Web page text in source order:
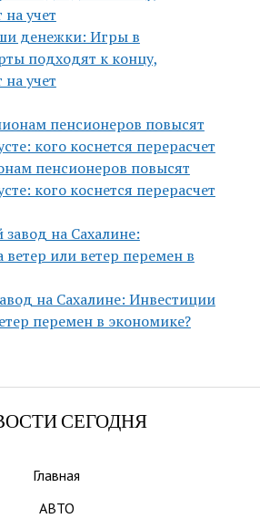
денежки: Игры в
подходят к концу,
на учет
пенсионеров повысят
кого коснется перерасчет
на Сахалине: Инвестиции
перемен в экономике?
СЕГОДНЯ
Главная
АВТО